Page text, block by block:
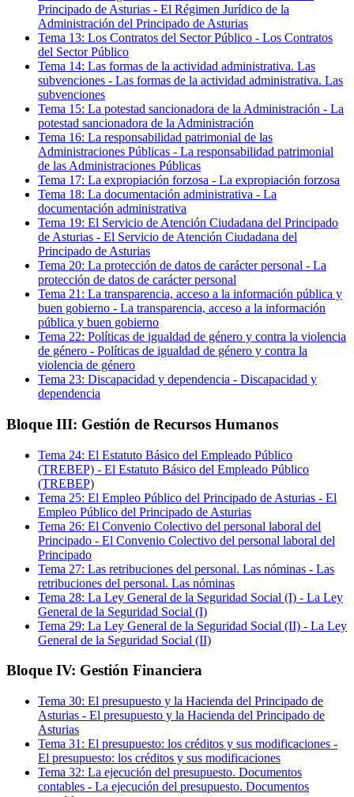
Principado de Asturias - El Régimen Jurídico de la
Administración del Principado de Asturias
Tema 13: Los Contratos del Sector Público - Los Contratos
del Sector Público
Tema 14: Las formas de la actividad administrativa. Las
subvenciones - Las formas de la actividad administrativa. Las
subvenciones
Tema 15: La potestad sancionadora de la Administración - La
potestad sancionadora de la Administración
Tema 16: La responsabilidad patrimonial de las
Administraciones Públicas - La responsabilidad patrimonial
de las Administraciones Públicas
Tema 17: La expropiación forzosa - La expropiación forzosa
Tema 18: La documentación administrativa - La
documentación administrativa
Tema 19: El Servicio de Atención Ciudadana del Principado
de Asturias - El Servicio de Atención Ciudadana del
Principado de Asturias
Tema 20: La protección de datos de carácter personal - La
protección de datos de carácter personal
Tema 21 : La transparencia, acceso a la información pública y
buen gobierno - La transparencia, acceso a la información
pública y buen gobierno
Tema 22: Políticas de igualdad de género y contra la violencia
de género - Políticas de igualdad de género y contra la
violencia de género
Tema 23: Discapacidad y dependencia - Discapacidad y
dependencia
Bloque III: Gestión de Recursos Humanos
Tema 24: El Estatuto Básico del Empleado Público
(TREBEP) - El Estatuto Básico del Empleado Público
(TREBEP)
Tema 25: El Empleo Público del Principado de Asturias - El
Empleo Público del Principado de Asturias
Tema 26: El Convenio Colectivo del personal laboral del
Principado - El Convenio Colectivo del personal laboral del
Principado
Tema 27: Las retribuciones del personal. Las nóminas - Las
retribuciones del personal. Las nóminas
Tema 28: La Ley General de la Seguridad Social (I) - La Ley
General de la Seguridad Social (I)
Tema 29: La Ley General de la Seguridad Social (II) - La Ley
General de la Seguridad Social (II)
Bloque IV: Gestión Financiera
Tema 30: El presupuesto y la Hacienda del Principado de
Asturias - El presupuesto y la Hacienda del Principado de
Asturias
Tema 31 : El presupuesto: los créditos y sus modificaciones -
El presupuesto: los créditos y sus modificaciones
Tema 32: La ejecución del presupuesto. Documentos
contables - La ejecución del presupuesto. Documentos